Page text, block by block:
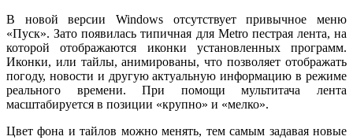
В новой версии Windows отсутствует привычное меню
«Пуск». Зато появилась типичная для Metro пестрая лента, на
которой отображаются иконки установленных программ.
Иконки, или тайлы, анимированы, что позволяет отображать
погоду, новости и другую актуальную информацию в режиме
реального времени. При помощи мультитача лента
масштабируется в позиции «крупно» и «мелко».
Цвет фона и тайлов можно менять, тем самым задавая новые